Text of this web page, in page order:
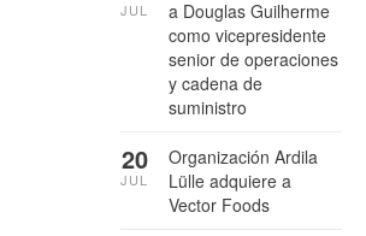
a Douglas Guilherme
como vicepresidente
senior de operaciones
y cadena de
suministro
JUL
Organización Ardila
Lülle adquiere a
Vector Foods
20
JUL